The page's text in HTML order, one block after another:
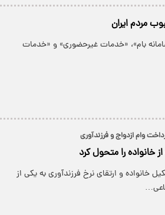
مردم ایران
بام»، «خدمات غیرحضوری» و «خدمات
وام ازدواج و فرزندآوری
خانواده را متحول کرد
و ارتقای نرخ فرزندآوری به یکی از